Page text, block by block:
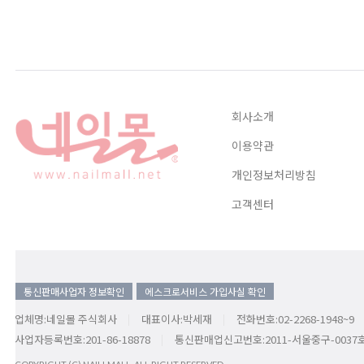
회사소개
이용약관
개인정보처리방침
고객센터
통신판매사업자 정보확인 에스크로서비스 가입사실 확인
업체명:네일몰 주식회사 대표이사:박세재
전화번호:02-2268-1948~9
사업자등록번호:201-86-18878
통신판매업신고번호:2011-서울중구-0037